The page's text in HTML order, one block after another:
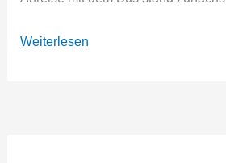
Wefelscheid
Weiterlesen